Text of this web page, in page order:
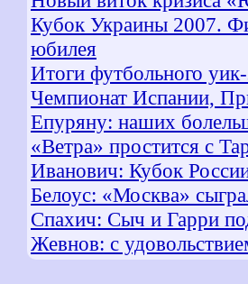
Кубок Украины 2007.
юбилея
Итоги футбольного
Чемпионат Испании,
Епуряну: наших
«Ветра» простится с
Иванович: Кубок
Белоус: «Москва»
Спахич: Сыч и Гарри
Жевнов: с